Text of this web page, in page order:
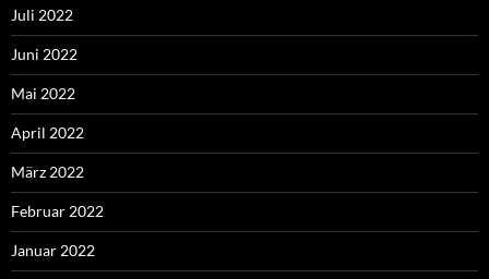
Juli 2022
Juni 2022
Mai 2022
April 2022
März 2022
Februar 2022
Januar 2022